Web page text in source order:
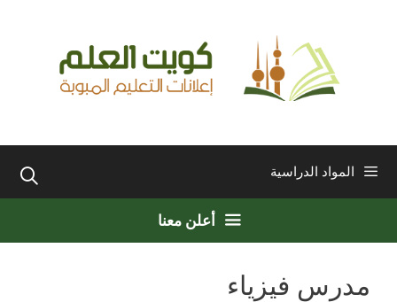
المواد الدراسية
أعلن معنا
مدرس فيزياء